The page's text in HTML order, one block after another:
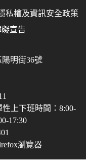
私權及資訊安全政策
宣告
陽明街36號
性上下班時間：8:00-
17:30
瀏覽器